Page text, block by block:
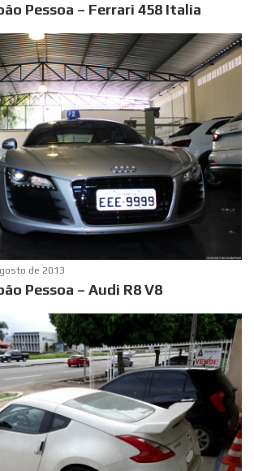
Pessoa – Ferrari 458 Italia
de 2013
Pessoa – Audi R8 V8